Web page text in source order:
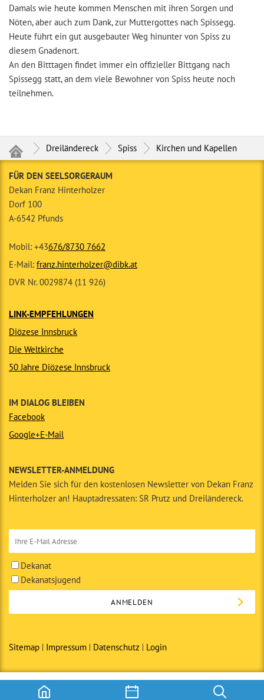
Damals wie heute kommen Menschen mit ihren Sorgen und
Nöten, aber auch zum Dank, zur Muttergottes nach Spissegg.
Heute führt ein gut ausgebauter Weg hinunter von Spiss zu
diesem Gnadenort.
An den Bitttagen findet immer ein offizieller Bittgang nach
Spissegg statt, an dem viele Bewohner von Spiss heute noch
teilnehmen.
Dreiländereck Spiss Kirchen und Kapellen
FÜR DEN SEELSORGERAUM
Dekan Franz Hinterholzer
Dorf 100
A-6542 Pfunds
Mobil: +43676/8730 7662
E-Mail: franz.hinterholzer@dibk.at
DVR Nr. 0029874 (11 926)
LINK-EMPFEHLUNGEN
Diözese Innsbruck
Die Weltkirche
50 Jahre Diözese Innsbruck
IM DIALOG BLEIBEN
Facebook
Google+E-Mail
NEWSLETTER-ANMELDUNG
Melden Sie sich für den kostenlosen Newsletter von Dekan Franz
Hinterholzer an! Hauptadressaten: SR Prutz und Dreiländereck.
Dekanat
Dekanatsjugend
Sitemap Impressum Datenschutz Login
© Copyright 2014 · Dekanat Prutz in Zusammenarbeit mit den
Seelsorgeräumen des Tiroler Oberlandes